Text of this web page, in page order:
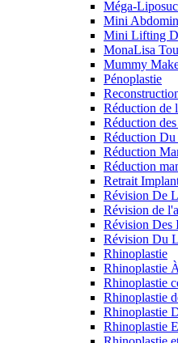
Méga-
Mini
Mini Lifting
MonaLisa
Mummy
Pénoplastie
Réduction de
Réduction des
Réduction
Réduction
Réduction
Retrait
Révision De
Révision de
Révision Des
Révision Du
Rhinoplastie
Rhinoplastie
Rhinoplastie
Rhinoplastie
Rhinoplastie
Rhinoplastie